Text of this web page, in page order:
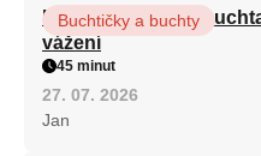
Hrnková maková
vážení
Buchtičky a buchty
45 minut
27. 07. 2026
Jan